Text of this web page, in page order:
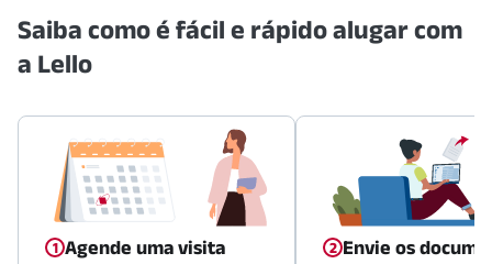
Saiba como é fácil e rápido alugar com
a Lello
Agende uma visita Envie os